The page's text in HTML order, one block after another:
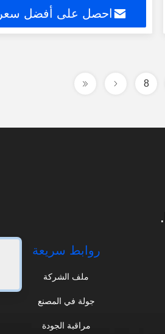
احصل على أفضل سعر
8
روابط سريعة
ملف الشركة
جولة في المصنع
مراقبة الجودة